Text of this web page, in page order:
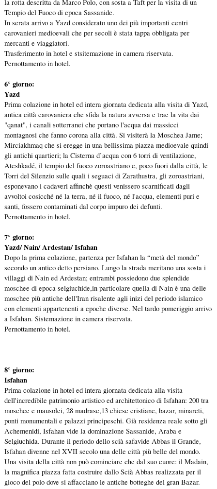
la rotta descritta da Marco Polo, con sosta a Taft per la visita di un
Tempio del Fuoco di epoca Sassanide.
In serata arrivo a Yazd considerato uno dei più importanti centri
carovanieri medioevali che per secoli è stata tappa obbligata per
mercanti e viaggiatori.
Trasferimento in hotel e stsitemazione in camera riservata.
Pernottamento in hotel.
6° giorno:
Yazd
Prima colazione in hotel ed intera giornata dedicata alla visita di Yazd,
antica città carovaniera che sfida la natura avversa e trae la vita dai
"qanat", i canali sotterranei che portano l'acqua dai massicci
montagnosi che fanno corona alla città. Si visiterà la Moschea Jame;
Mirciakhmaq che si eregge in una bellissima piazza medioevale quindi
gli antichi quartieri; la Cisterna d’acqua con 6 torri di ventilazione,
Ateshkadé, il tempio del fuoco zoroastriano e, poco fuori dalla città, le
Torri del Silenzio sulle quali i seguaci di Zarathustra, gli zoroastriani,
esponevano i cadaveri affinchè questi venissero scarnificati dagli
avvoltoi cosicché né la terra, né il fuoco, né l'acqua, elementi puri e
santi, fossero contaminati dal corpo impuro dei defunti.
Pernottamento in hotel.
7° giorno:
Yazd/ Nain/ Ardestan/ Isfahan
Dopo la prima colazione, partenza per Isfahan la “metà del mondo”
secondo un antico detto persiano. Lungo la strada meritano una sosta i
villaggi di Nain ed Ardestan; entrambi possiedono due splendide
moschee di epoca selgiuchide,in particolare quella di Nain è una delle
moschee più antiche dell'Iran risalente agli inizi del periodo islamico
con elementi appartenenti a epoche diverse. Nel tardo pomeriggio arrivo
a Isfahan. Sistemazione in camera riservata.
Pernottamento in hotel.
8° giorno:
Isfahan
Prima colazione in hotel ed intera giornata dedicata alla visita
dell'incredibile patrimonio artistico ed architettonico di Isfahan: 200 tra
moschee e mausolei, 28 madrase,13 chiese cristiane, bazar, minareti,
ponti monumentali e palazzi principeschi. Già residenza reale sotto gli
Achemenidi, Isfahan vide la dominazione Sassanide, Araba e
Selgiuchida. Durante il periodo dello scià safavide Abbas il Grande,
Isfahan divenne nel XVII secolo una delle città più belle del mondo.
Una visita della città non può cominciare che dal suo cuore: il Madain,
la magnifica piazza fatta costruire dallo Scià Abbas realizzata per il
gioco del polo dove si affacciano le antiche botteghe del gran Bazar.